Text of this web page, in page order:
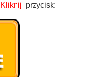
Kliknij przycisk: